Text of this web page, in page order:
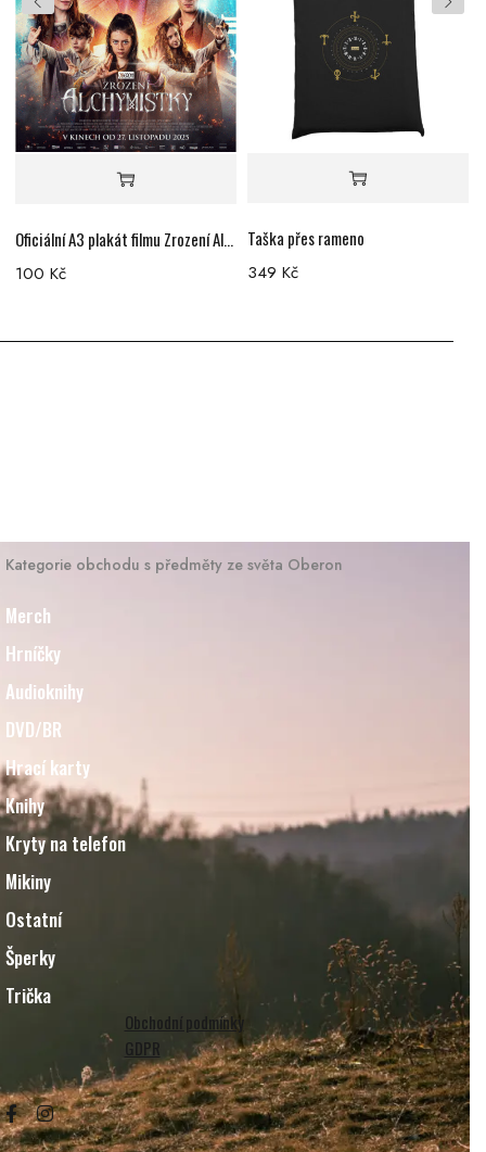
Oficiální A3 plakát filmu Zrození Alchymistky
100Kč
Taška přes rameno
349Kč
Kategorie obchodu s předměty ze světa Oberon
Merch
Hrníčky
Audioknihy
DVD/BR
Hrací karty
Knihy
Kryty na telefon
Mikiny
Ostatní
Šperky
Trička
Obchodní podmínky
GDPR